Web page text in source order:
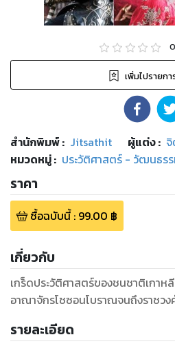
0
เพิ่มไปรายก
สำนักพิมพ์: Jitsathit ผู้แต่ง :
หมวดหมู่: ประวัติศาสตร์ - วัฒนธร
ราคา
ซื้อฉบับนี้: 99.00 ฿
เกี่ยวกับ
เกร็ดประวัติศาสตร์ของชนชาติเกาหลีที่
อาณาจักรโชซอนโบราณจนถึงราชวง
รายละเอียด